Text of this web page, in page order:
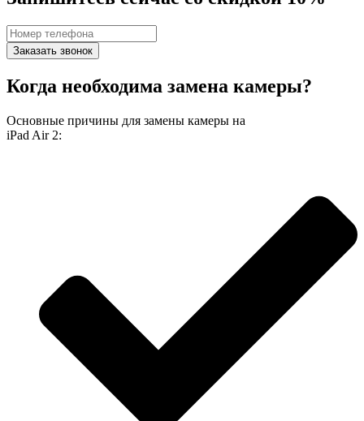
Заказать звонок
Когда необходима замена камеры?
Основные причины для замены камеры на
iPad Air 2: